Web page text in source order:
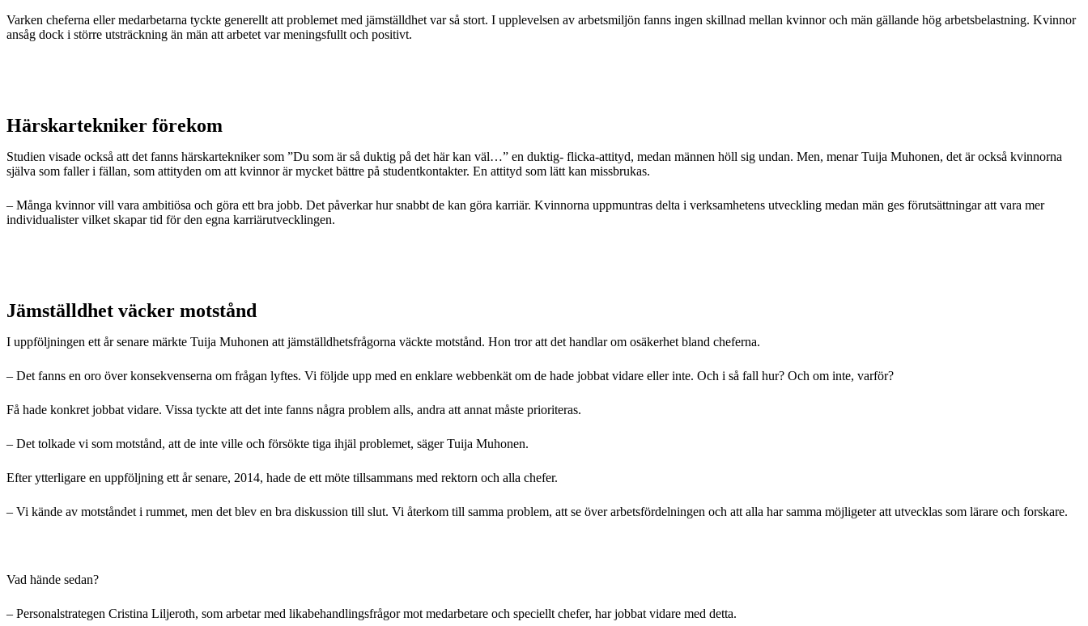
Varken cheferna eller medarbetarna tyckte generellt att problemet med jämställdhet var så stort. I upplevelsen av arbetsmiljön fanns ingen skillnad mellan kvinnor och män gällande hög arbetsbelastning. Kvinnor
ansåg dock i större utsträckning än män att arbetet var meningsfullt och positivt.
Härskartekniker förekom
Studien visade också att det fanns härskartekniker som ”Du som är så duktig på det här kan väl…” en duktig- flicka-attityd, medan männen höll sig undan. Men, menar Tuija Muhonen, det är också kvinnorna
själva som faller i fällan, som attityden om att kvinnor är mycket bättre på studentkontakter. En attityd som lätt kan missbrukas.
– Många kvinnor vill vara ambitiösa och göra ett bra jobb. Det påverkar hur snabbt de kan göra karriär. Kvinnorna uppmuntras delta i verksamhetens utveckling medan män ges förutsättningar att vara mer
individualister vilket skapar tid för den egna karriärutvecklingen.
Jämställdhet väcker motstånd
I uppföljningen ett år senare märkte Tuija Muhonen att jämställdhetsfrågorna väckte motstånd. Hon tror att det handlar om osäkerhet bland cheferna.
– Det fanns en oro över konsekvenserna om frågan lyftes. Vi följde upp med en enklare webbenkät om de hade jobbat vidare eller inte. Och i så fall hur? Och om inte, varför?
Få hade konkret jobbat vidare. Vissa tyckte att det inte fanns några problem alls, andra att annat måste prioriteras.
– Det tolkade vi som motstånd, att de inte ville och försökte tiga ihjäl problemet, säger Tuija Muhonen.
Efter ytterligare en uppföljning ett år senare, 2014, hade de ett möte tillsammans med rektorn och alla chefer.
– Vi kände av motståndet i rummet, men det blev en bra diskussion till slut. Vi återkom till samma problem, att se över arbetsfördelningen och att alla har samma möjligeter att utvecklas som lärare och forskare.
Vad hände sedan?
– Personalstrategen Cristina Liljeroth, som arbetar med likabehandlingsfrågor mot medarbetare och speciellt chefer, har jobbat vidare med detta.